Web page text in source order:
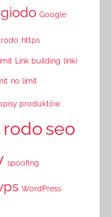
giodo Google
https
Link building linki
no limit
produktów
rodo seo
spoofing
WordPress